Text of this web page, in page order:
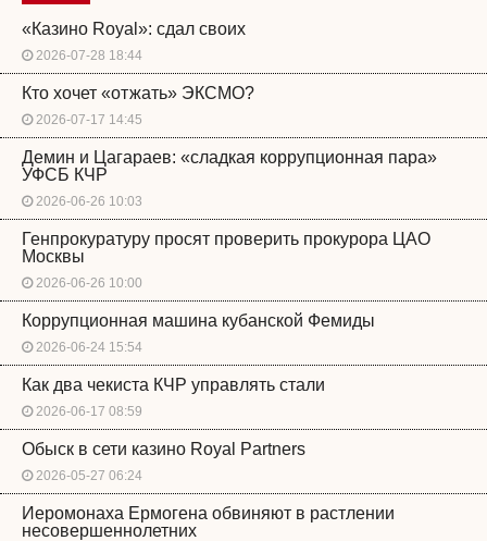
«Казино Royal»: сдал своих
2026-07-28 18:44
Кто хочет «отжать» ЭКСМО?
2026-07-17 14:45
Демин и Цагараев: «сладкая коррупционная пара»
УФСБ КЧР
2026-06-26 10:03
Генпрокуратуру просят проверить прокурора ЦАО
Москвы
2026-06-26 10:00
Коррупционная машина кубанской Фемиды
2026-06-24 15:54
Как два чекиста КЧР управлять стали
2026-06-17 08:59
Обыск в сети казино Royal Partners
2026-05-27 06:24
Иеромонаха Ермогена обвиняют в растлении
несовершеннолетних